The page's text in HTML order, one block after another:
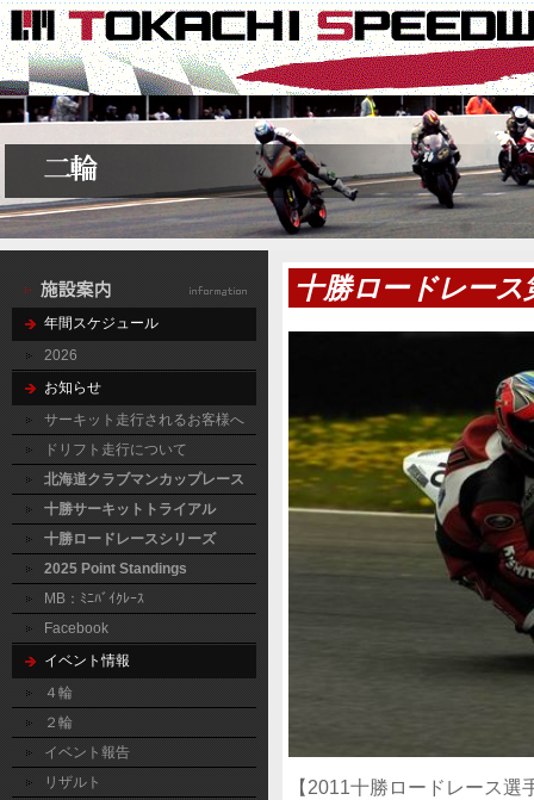
年間スケジュール
2026
お知らせ
サーキット走行されるお客様へ
ドリフト走行について
北海道クラブマンカップレース
十勝サーキットトライアル
十勝ロードレースシリーズ
2025 Point Standings
MB：ﾐﾆﾊﾞｲｸﾚｰｽ
Facebook
イベント情報
４輪
２輪
イベント報告
リザルト
十勝ロードレース
【2011十勝ロードレース